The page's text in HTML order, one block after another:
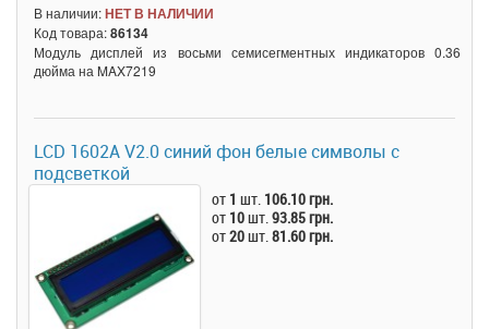
В наличии:НЕТ В НАЛИЧИИ
Код товара:86134
Модуль дисплей из восьми семисегментных индикаторов 0.36
дюйма на MAX7219
LCD 1602A V2.0 синий фон белые символы с
подсветкой
от 1 шт. 106.10 грн.
от 10шт.93.85 грн.
от20шт.81.60 грн.